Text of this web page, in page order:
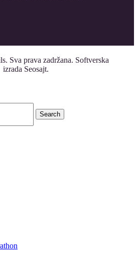
. Sva prava zadržana. Softverska
izrada Seosajt.
Search